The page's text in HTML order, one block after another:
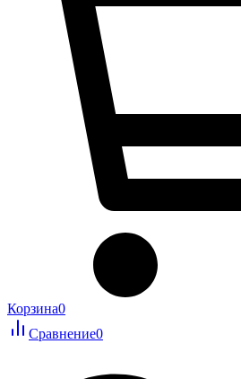
Корзина0
Сравнение0